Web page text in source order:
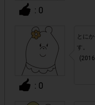
・悪質な投稿があった場
だくこともあります。
・スマートフォン、携帯
て、機種によってはアン
ます。
▼ポイント付与対象外
: 0
: 0
とに
す。